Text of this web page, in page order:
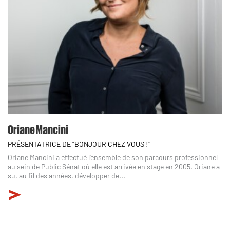
Oriane Mancini
PRÉSENTATRICE DE "BONJOUR CHEZ VOUS !"
Oriane Mancini a effectué l’ensemble de son parcours professionnel
au sein de Public Sénat où elle est arrivée en stage en 2005. Oriane a
su, au fil des années, développer de...